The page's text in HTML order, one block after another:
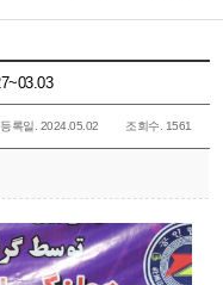
등록일. 2024.05.02 조회수. 1561